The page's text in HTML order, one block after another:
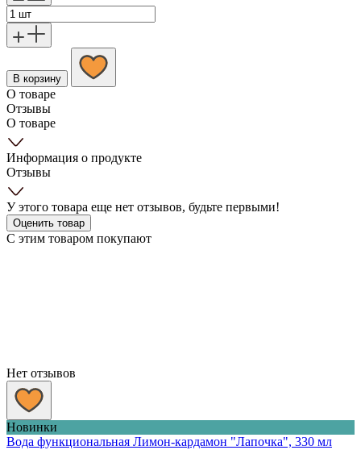
В корзину
О товаре
Отзывы
О товаре
Информация о продукте
Отзывы
У этого товара еще нет отзывов, будьте первыми!
Оценить товар
С этим товаром покупают
Нет отзывов
Новинки
Вода функциональная Лимон-кардамон "Лапочка", 330 мл